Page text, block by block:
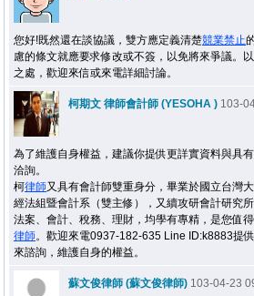
您好!既然還在談協議，雙方應定義清楚競業禁止
慮的條文就應要求修改或不簽，以免將來爭議。
之處，歡迎來信或來電詳細討論。
柯期文 律師會計師 (YESOHA ) 103-
為了維護自身權益，建議你提供更詳實資料與具
洽詢。
柯律師又具有會計師雙重身分，畢業於國立台灣
經法組暨會計系（雙主修），又續攻研會計研究
法案、會計、稅務、理財，均學有專精，是您值
律師。歡迎來電0937-182-635 Line ID:k8883提
來諮詢，維護自身的權益。
蘇文俊律師 (蘇文俊律師) 103-04-23